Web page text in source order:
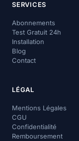
SERVICES
Abonnements
Test Gratuit 24h
Installation
Blog
Contact
LÉGAL
Mentions Légales
CGU
Confidentialité
Remboursement